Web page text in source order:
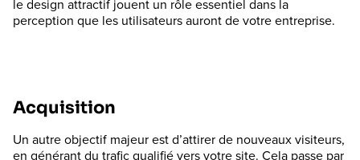
le design attractif jouent un rôle essentiel dans la
perception que les utilisateurs auront de votre entreprise.
Acquisition
Un autre objectif majeur est d’attirer de nouveaux visiteurs,
en générant du trafic qualifié vers votre site. Cela passe par